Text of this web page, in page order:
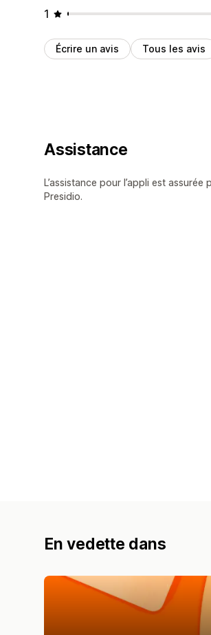
1
Écrire un avis Tous les avis
Assistance
L’assistance pour l’appli est assurée
Presidio.
En vedette dans